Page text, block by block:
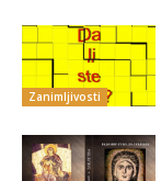
Zanimljivosti